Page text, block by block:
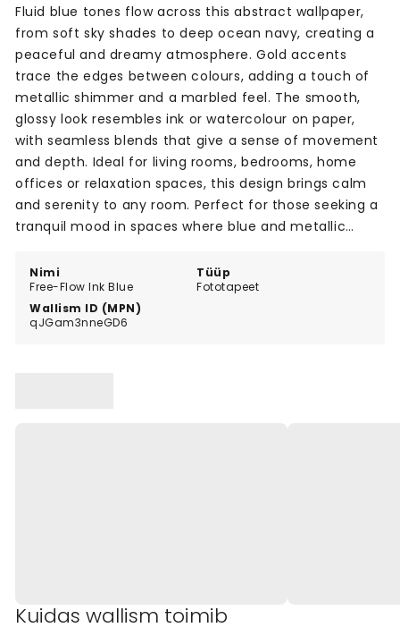
Nimi
Free-Flow Ink Blue
Tüüp
Fototapeet
Wallism ID (MPN)
qJGam3nneGD6
Fluid blue tones flow across this abstract wallpaper,
from soft sky shades to deep ocean navy, creating a
peaceful and dreamy atmosphere. Gold accents
trace the edges between colours, adding a touch of
metallic shimmer and a marbled feel. The smooth,
glossy look resembles ink or watercolour on paper,
with seamless blends that give a sense of movement
and depth. Ideal for living rooms, bedrooms, home
offices or relaxation spaces, this design brings calm
and serenity to any room. Perfect for those seeking a
tranquil mood in spaces where blue and metallic
Kuidas wallism toimib